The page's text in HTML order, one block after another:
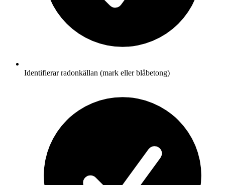
Identifierar radonkällan (mark eller blåbetong)